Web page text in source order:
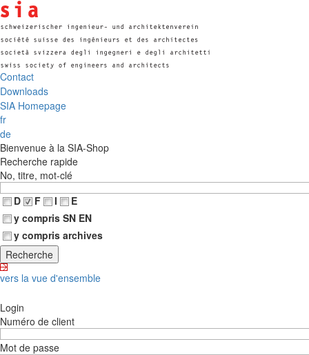
Contact
Downloads
SIA Homepage
fr
de
Bienvenue à la SIA-Shop
Recherche rapide
No, titre, mot-clé
D
F I
E
y compris SN EN
y compris archives
vers la vue d'ensemble
Login
Numéro de client
Mot de passe